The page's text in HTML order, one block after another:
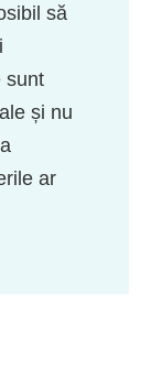
să
sunt
și nu
ar